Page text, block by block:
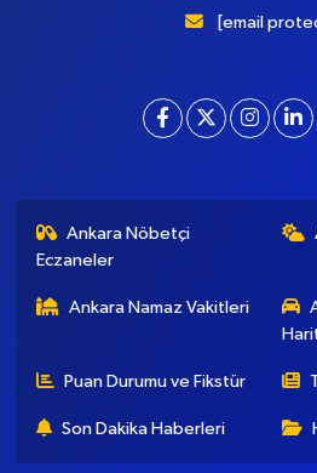
[email
Ankara Nöbetçi
Eczaneler
Ankara Namaz Vakitleri
Puan Durumu ve Fikstür
Son Dakika Haberleri